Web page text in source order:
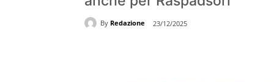
By Redazione 23/12/2025